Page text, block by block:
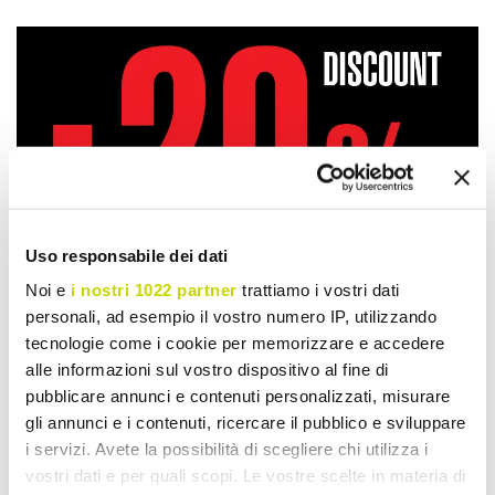
Uso responsabile dei dati
Noi e i nostri 1022 partner trattiamo i vostri dati
personali, ad esempio il vostro numero IP, utilizzando
tecnologie come i cookie per memorizzare e accedere
alle informazioni sul vostro dispositivo al fine di
pubblicare annunci e contenuti personalizzati, misurare
gli annunci e i contenuti, ricercare il pubblico e sviluppare
i servizi. Avete la possibilità di scegliere chi utilizza i
vostri dati e per quali scopi. Le vostre scelte in materia di
Take advantage of it now!